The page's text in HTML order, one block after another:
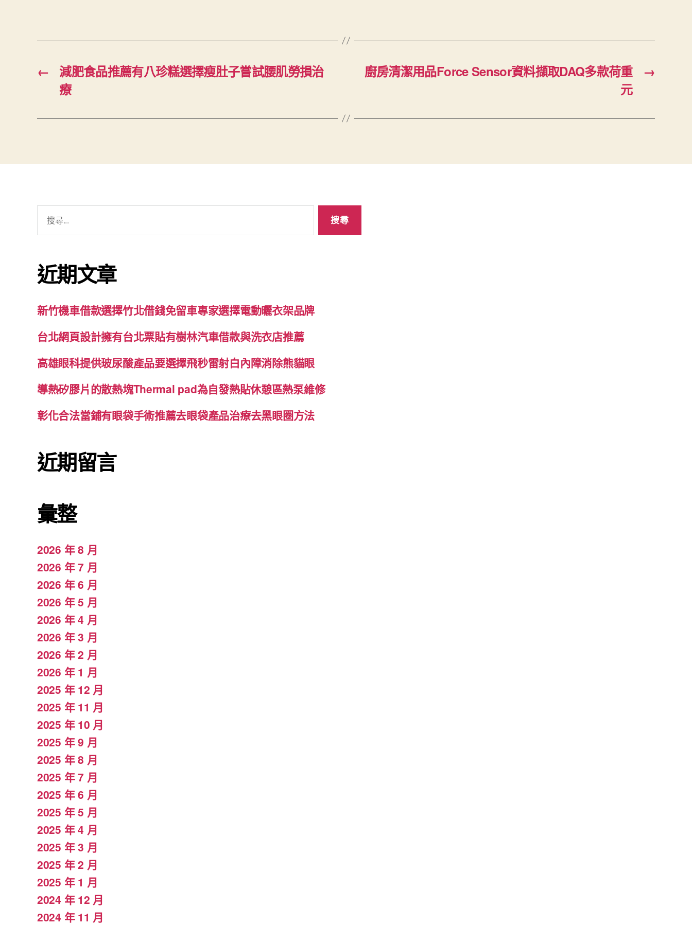
←
減肥食品推薦有八珍糕選擇瘦肚子嘗試腰肌勞損治
療
→
廚房清潔用品Force Sensor資料擷取DAQ多款荷重
元
字:
近期文章
新竹機車借款選擇竹北借錢免留車專家選擇電動曬衣架品牌
台北網頁設計擁有台北票貼有樹林汽車借款與洗衣店推薦
高雄眼科提供玻尿酸產品要選擇飛秒雷射白內障消除熊貓眼
導熱矽膠片的散熱塊Thermal pad為自發熱貼休憩區熱泵維修
彰化合法當鋪有眼袋手術推薦去眼袋產品治療去黑眼圈方法
近期留言
彙整
2026 年 8 月
2026 年 7 月
2026 年 6 月
2026 年 5 月
2026 年 4 月
2026 年 3 月
2026 年 2 月
2026 年 1 月
2025 年 12 月
2025 年 11 月
2025 年 10 月
2025 年 9 月
2025 年 8 月
2025 年 7 月
2025 年 6 月
2025 年 5 月
2025 年 4 月
2025 年 3 月
2025 年 2 月
2025 年 1 月
2024 年 12 月
2024 年 11 月